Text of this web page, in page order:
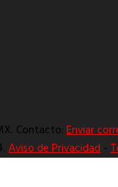
Contacto:Enviar
Aviso de Privacidad-